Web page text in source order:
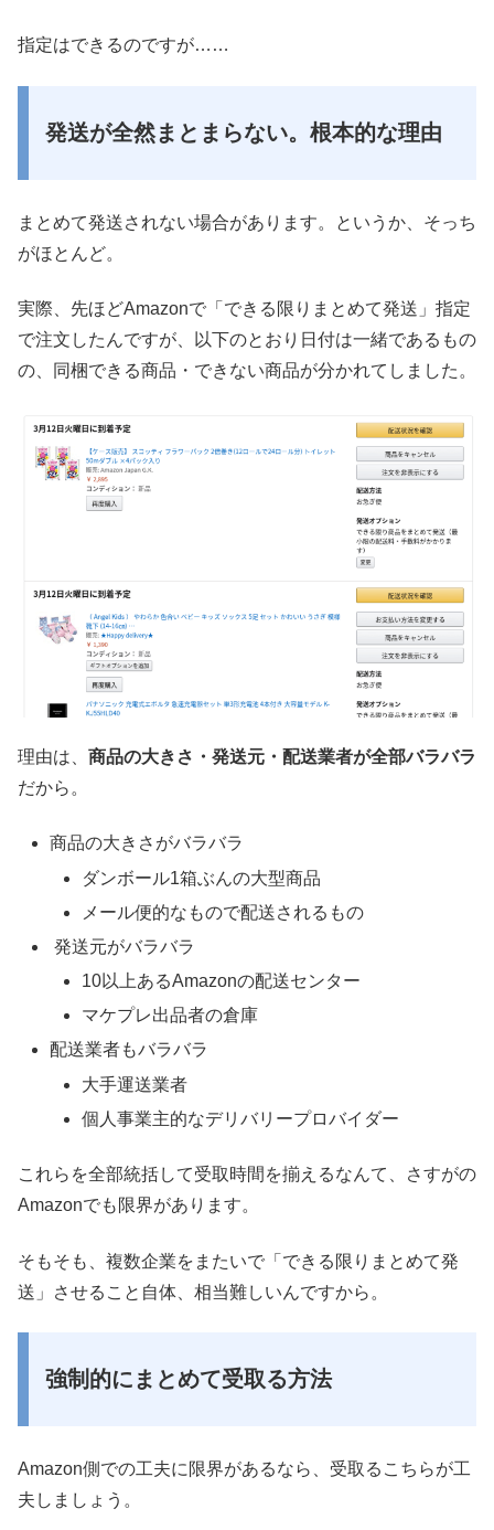
指定はできるのですが……
発送が全然まとまらない。根本的な理由
まとめて発送されない場合があります。というか、そっち
がほとんど。
実際、先ほどAmazonで「できる限りまとめて発送」指定
で注文したんですが、以下のとおり日付は一緒であるもの
の、同梱できる商品・できない商品が分かれてしました。
理由は、 商品の大きさ・発送元・配送業者が全部バラバラ
だから。
商品の大きさがバラバラ
ダンボール1箱ぶんの大型商品
メール便的なもので配送されるもの
発送元がバラバラ
10以上あるAmazonの配送センター
マケプレ出品者の倉庫
配送業者もバラバラ
大手運送業者
個人事業主的なデリバリープロバイダー
これらを全部統括して受取時間を揃えるなんて、さすがの
Amazonでも限界があります。
そもそも、複数企業をまたいで「できる限りまとめて発
送」させること自体、相当難しいんですから。
強制的にまとめて受取る方法
Amazon側での工夫に限界があるなら、受取るこちらが工
夫しましょう。